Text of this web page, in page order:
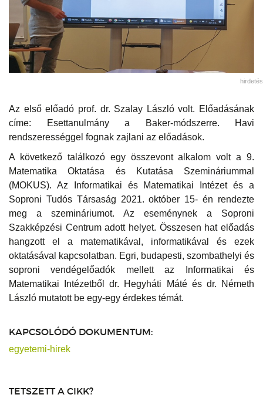
hirdetés
Az első előadó prof. dr. Szalay László volt. Előadásának
címe: Esettanulmány a Baker-módszerre. Havi
rendszerességgel fognak zajlani az előadások.
A következő találkozó egy összevont alkalom volt a 9.
Matematika Oktatása és Kutatása Szemináriummal
(MOKUS). Az Informatikai és Matematikai Intézet és a
Soproni Tudós Társaság 2021. október 15- én rendezte
meg a szemináriumot. Az eseménynek a Soproni
Szakképzési Centrum adott helyet. Összesen hat előadás
hangzott el a matematikával, informatikával és ezek
oktatásával kapcsolatban. Egri, budapesti, szombathelyi és
soproni vendégelőadók mellett az Informatikai és
Matematikai Intézetből dr. Hegyháti Máté és dr. Németh
László mutatott be egy-egy érdekes témát.
KAPCSOLÓDÓ DOKUMENTUM:
egyetemi-hirek
TETSZETT A CIKK?